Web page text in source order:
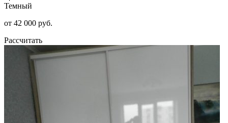
Темный
от 42 000 руб.
Рассчитать